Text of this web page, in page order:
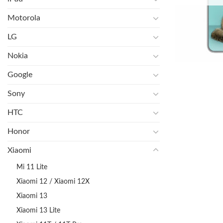
Motorola
LG
Nokia
Google
Sony
HTC
Honor
Xiaomi
Mi 11 Lite
Xiaomi 12 / Xiaomi 12X
Xiaomi 13
Xiaomi 13 Lite